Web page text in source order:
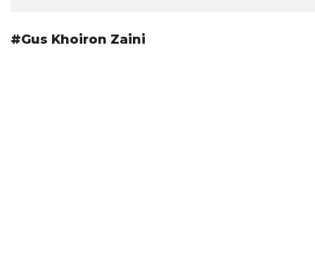
#Gus Khoiron Zaini